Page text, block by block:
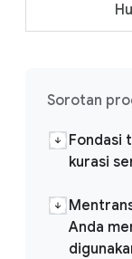
Sorotan
Fondasi
kurasi
Anda